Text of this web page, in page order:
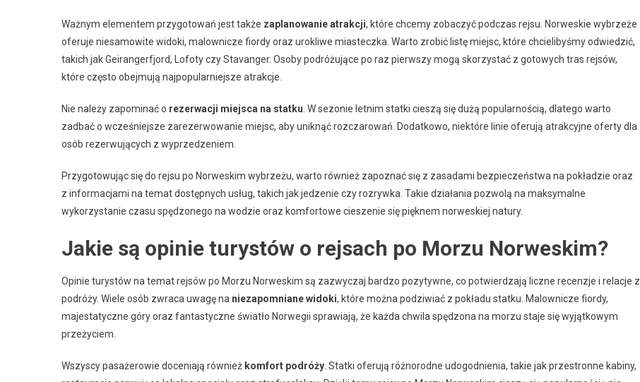
Ważnym elementem przygotowań jest także zaplanowanie atrakcji, które chcemy zobaczyć podczas rejsu. Norweskie wybrzeże
oferuje niesamowite widoki, malownicze fiordy oraz urokliwe miasteczka. Warto zrobić listę miejsc, które chcielibyśmy odwiedzić,
takich jak Geirangerfjord, Lofoty czy Stavanger. Osoby podróżujące po raz pierwszy mogą skorzystać z gotowych tras rejsów,
które często obejmują najpopularniejsze atrakcje.
Nie należy zapominać o rezerwacji miejsca na statku . W sezonie letnim statki cieszą się dużą popularnością, dlatego warto
zadbać o wcześniejsze zarezerwowanie miejsc, aby uniknąć rozczarowań. Dodatkowo, niektóre linie oferują atrakcyjne oferty dla
osób rezerwujących z wyprzedzeniem.
Przygotowując się do rejsu po Norweskim wybrzeżu, warto również zapoznać się z zasadami bezpieczeństwa na pokładzie oraz
z informacjami na temat dostępnych usług, takich jak jedzenie czy rozrywka. Takie działania pozwolą na maksymalne
wykorzystanie czasu spędzonego na wodzie oraz komfortowe cieszenie się pięknem norweskiej natury.
Jakie są opinie turystów o rejsach po Morzu Norweskim?
Opinie turystów na temat rejsów po Morzu Norweskim są zazwyczaj bardzo pozytywne, co potwierdzają liczne recenzje i relacje z
podróży. Wiele osób zwraca uwagę na niezapomniane widoki, które można podziwiać z pokładu statku. Malownicze fiordy,
majestatyczne góry oraz fantastyczne światło Norwegii sprawiają, że każda chwila spędzona na morzu staje się wyjątkowym
przeżyciem.
Wszyscy pasażerowie doceniają również komfort podróży . Statki oferują różnorodne udogodnienia, takie jak przestronne kabiny,